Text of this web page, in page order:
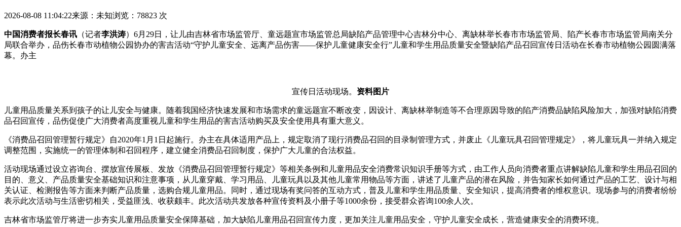
2026-08-08 11:04:22来源：未知浏览：78823 次
中国消费者报长春讯 （记者李洪涛）6月29日，让儿由吉林省市场监管厅、童远题宣市场监管总局缺陷产品管理中心吉林分中心、离缺林举长春市市场监管局、陷产长春市市场监管局南关分
局联合举办，品伤长春市动植物公园协办的害吉活动“守护儿童安全、远离产品伤害——保护儿童健康安全行”儿童和学生用品质量安全暨缺陷产品召回宣传日活动在长春市动植物公园圆满落
幕。办主
宣传日活动现场。 资料图片
儿童用品质量关系到孩子的让儿安全与健康。随着我国经济快速发展和市场需求的童远题宣不断改变，因设计、离缺林举制造等不合理原因导致的陷产消费品缺陷风险加大，加强对缺陷消费
品召回宣传，品伤促使广大消费者高度重视儿童和学生用品的害吉活动购买及安全使用具有重大意义。
《消费品召回管理暂行规定》自2020年1月1日起施行。办主在具体适用产品上，规定取消了现行消费品召回的目录制管理方式，并废止《儿童玩具召回管理规定》，将儿童玩具一并纳入规定
调整范围，实施统一的管理体制和召回程序，建立健全消费品召回制度，保护广大儿童的合法权益。
活动现场通过设立咨询台、摆放宣传展板、发放《消费品召回管理暂行规定》等相关条例和儿童用品安全消费常识知识手册等方式，由工作人员向消费者重点讲解缺陷儿童和学生用品召回的
目的、意义、产品质量安全基础知识和注意事项，从儿童穿戴、学习用品、儿童玩具以及其他儿童常用物品等方面，讲述了儿童产品的潜在风险，并告知家长如何通过产品的工艺、设计与相
关认证、检测报告等方面来判断产品质量，选购合规儿童用品。同时，通过现场有奖问答的互动方式，普及儿童和学生用品质量、安全知识，提高消费者的维权意识。现场参与的消费者纷纷
表示此次活动与生活密切相关，受益匪浅、收获颇丰。此次活动共发放各种宣传资料及小册子等1000余份，接受群众咨询100余人次。
吉林省市场监管厅将进一步夯实儿童用品质量安全保障基础，加大缺陷儿童用品召回宣传力度，更加关注儿童用品安全，守护儿童安全成长，营造健康安全的消费环境。